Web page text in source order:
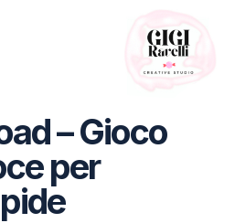
– Gioco
per